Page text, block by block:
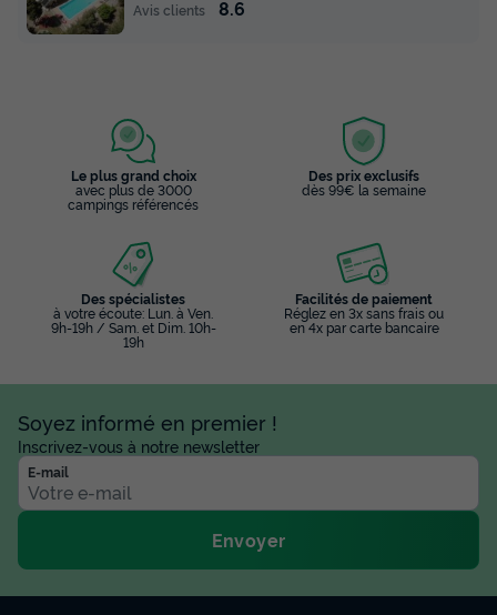
Avis clients
8.6
Le plus grand choix
avec plus de 3000
campings référencés
Des prix exclusifs
dès 99€ la semaine
Des spécialistes
à votre écoute: Lun. à Ven.
9h-19h / Sam. et Dim. 10h-
19h
Facilités de paiement
Réglez en 3x sans frais ou
en 4x par carte bancaire
Soyez informé en premier !
Inscrivez-vous à notre newsletter
E-mail
Envoyer